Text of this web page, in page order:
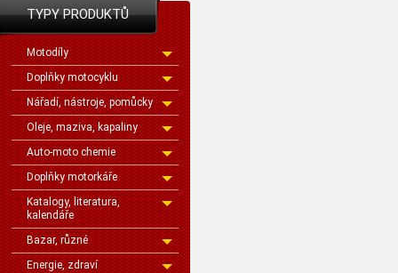
TYPY PRODUKTŮ
Motodíly
Doplňky motocyklu
Nářadí, nástroje, pomůcky
Oleje, maziva, kapaliny
Auto-moto chemie
Doplňky motorkáře
Katalogy, literatura,
kalendáře
Bazar, různé
Energie, zdraví